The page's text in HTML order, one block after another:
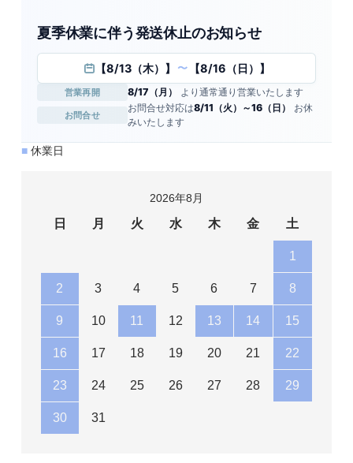
14号
169,100円(内税)
18号(+3000)
172,100円(内税)
19号(+4000)
173,100円(内税)
夏季休業に伴う発送休止のお知らせ
【8/13（木）】 〜 【8/16（日）】
営業再開 8/17（月） より通常通り営業いたします
お問合せ
お問合せ対応は8/11（火）～16（日）
お休
みいたします
■休業日
2026年8月
日 月 火 水 木 金 土
1
2 3 4 5 6 7 8
9 10 11 12 13 14 15
16 17 18 19 20 21 22
23 24 25 26 27 28 29
30 31